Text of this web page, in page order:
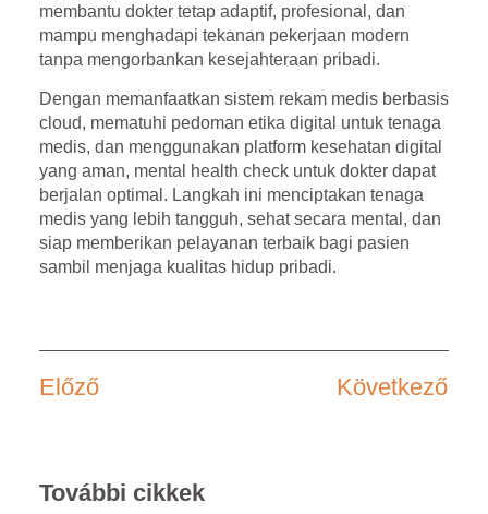
membantu dokter tetap adaptif, profesional, dan
mampu menghadapi tekanan pekerjaan modern
tanpa mengorbankan kesejahteraan pribadi.
Dengan memanfaatkan sistem rekam medis berbasis
cloud, mematuhi pedoman etika digital untuk tenaga
medis, dan menggunakan platform kesehatan digital
yang aman, mental health check untuk dokter dapat
berjalan optimal. Langkah ini menciptakan tenaga
medis yang lebih tangguh, sehat secara mental, dan
siap memberikan pelayanan terbaik bagi pasien
sambil menjaga kualitas hidup pribadi.
Előző Következő
További cikkek